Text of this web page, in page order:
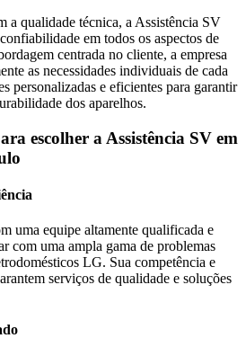
a qualidade técnica, a Assistência SV
em todos os aspectos de
centrada no cliente, a empresa
as necessidades individuais de cada
personalizadas e eficientes para garantir
dos aparelhos.
escolher a Assistência SV em
uma equipe altamente qualificada e
com uma ampla gama de problemas
LG. Sua competência e
serviços de qualidade e soluções